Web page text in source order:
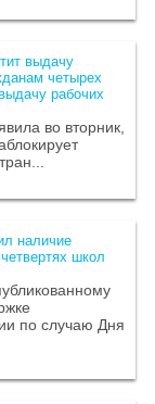
выдачу
четырех
рабочих
во вторник,
наличие
школ
по случаю Дня